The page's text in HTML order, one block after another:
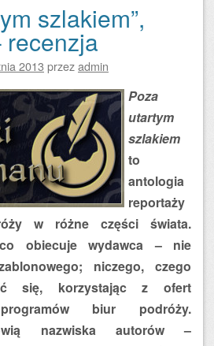
szlakiem”,
2013 przezadmin
Poza
utartym
szlakiem
to
antologia
reportaży
w różne części świata.
obiecuje wydawca – nie
niczego, czego
się, korzystając z ofert
biur podróży.
nazwiska autorów –